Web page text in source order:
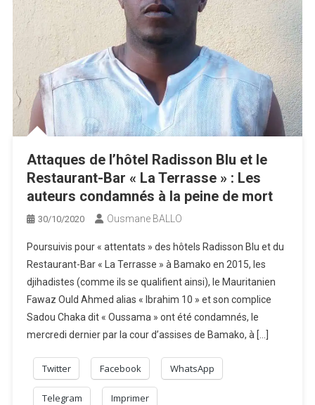
Attaques de l’hôtel Radisson Blu et le
Restaurant-Bar « La Terrasse » : Les
auteurs condamnés à la peine de mort
30/10/2020 Ousmane BALLO
Poursuivis pour « attentats » des hôtels Radisson Blu et du
Restaurant-Bar « La Terrasse » à Bamako en 2015, les
djihadistes (comme ils se qualifient ainsi), le Mauritanien
Fawaz Ould Ahmed alias « Ibrahim 10 » et son complice
Sadou Chaka dit « Oussama » ont été condamnés, le
mercredi dernier par la cour d’assises de Bamako, à […]
Twitter Facebook WhatsApp
Telegram Imprimer